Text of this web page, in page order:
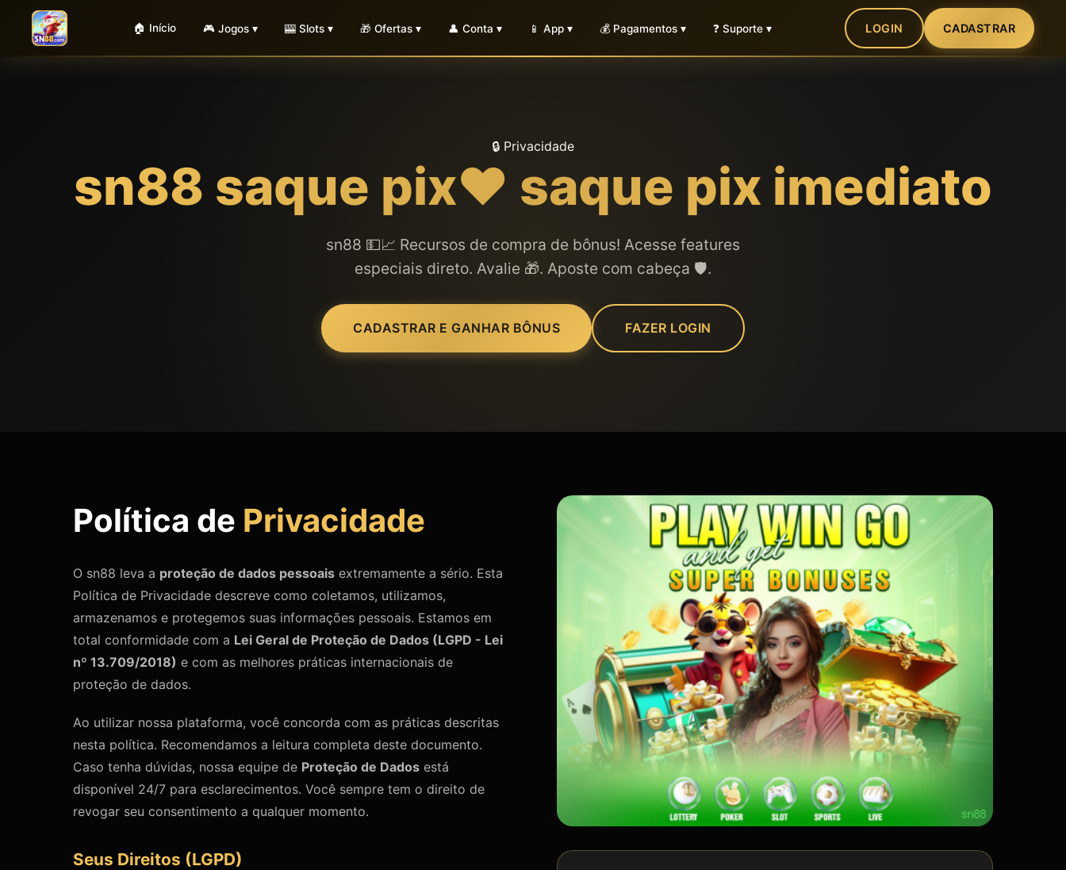
🏠 Início 🎮 Jogos ▾ 🎰 Slots ▾ 🎁 Ofertas ▾ 👤 Conta ▾ 📱 App ▾ 💰 Pagamentos ▾ ❓ Suporte ▾ LOGIN CADASTRAR
🔒 Privacidade
sn88 saque pix❤️ saque pix imediato
sn88 💵📈 Recursos de compra de bônus! Acesse features
especiais direto. Avalie 🎁. Aposte com cabeça 🛡️.
CADASTRAR E GANHAR BÔNUS FAZER LOGIN
Política de Privacidade
O sn88 leva a proteção de dados pessoais extremamente a sério. Esta
Política de Privacidade descreve como coletamos, utilizamos,
armazenamos e protegemos suas informações pessoais. Estamos em
total conformidade com a Lei Geral de Proteção de Dados (LGPD - Lei
nº 13.709/2018) e com as melhores práticas internacionais de
proteção de dados.
Ao utilizar nossa plataforma, você concorda com as práticas descritas
nesta política. Recomendamos a leitura completa deste documento.
Caso tenha dúvidas, nossa equipe de Proteção de Dados está
disponível 24/7 para esclarecimentos. Você sempre tem o direito de
revogar seu consentimento a qualquer momento.
Seus Direitos (LGPD)